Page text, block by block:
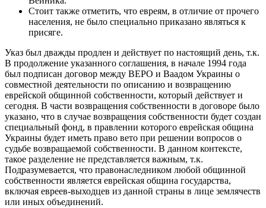
Стоит также отметить, что евреям, в отличие от прочего
населения, не было специально приказано являться к
присяге.
Указ был дважды продлен и действует по настоящий день, т.к.
В продолжение указанного соглашения, в начале 1994 года
был подписан договор между ВЕРО и Ваадом Украины о
совместной деятельности по описанию и возвращению
еврейской общинной собственности, который действует и
сегодня. В части возвращения собственности в договоре было
указано, что в случае возвращения собственности будет создан
специальный фонд, в правлении которого еврейская община
Украины будет иметь право вето при решении вопросов о
судьбе возвращаемой собственности. В данном контексте,
такое разделение не представляется важным, т.к.
Подразумевается, что правонаследником любой общинной
собственности является еврейская община государства,
включая евреев-выходцев из данной страны в лице землячеств
или иных объединений.